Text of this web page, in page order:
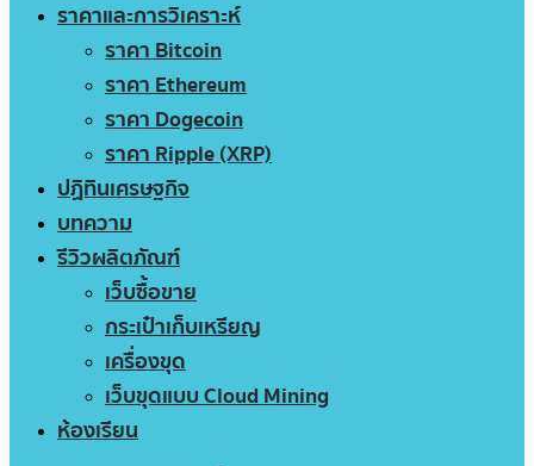
ราคาและการวิเคราะห์
ราคา Bitcoin
ราคา Ethereum
ราคา Dogecoin
ราคา Ripple (XRP)
ปฏิทินเศรษฐกิจ
บทความ
รีวิวผลิตภัณฑ์
เว็บซื้อขาย
กระเป๋าเก็บเหรียญ
เครื่องขุด
เว็บขุดแบบ Cloud Mining
ห้องเรียน